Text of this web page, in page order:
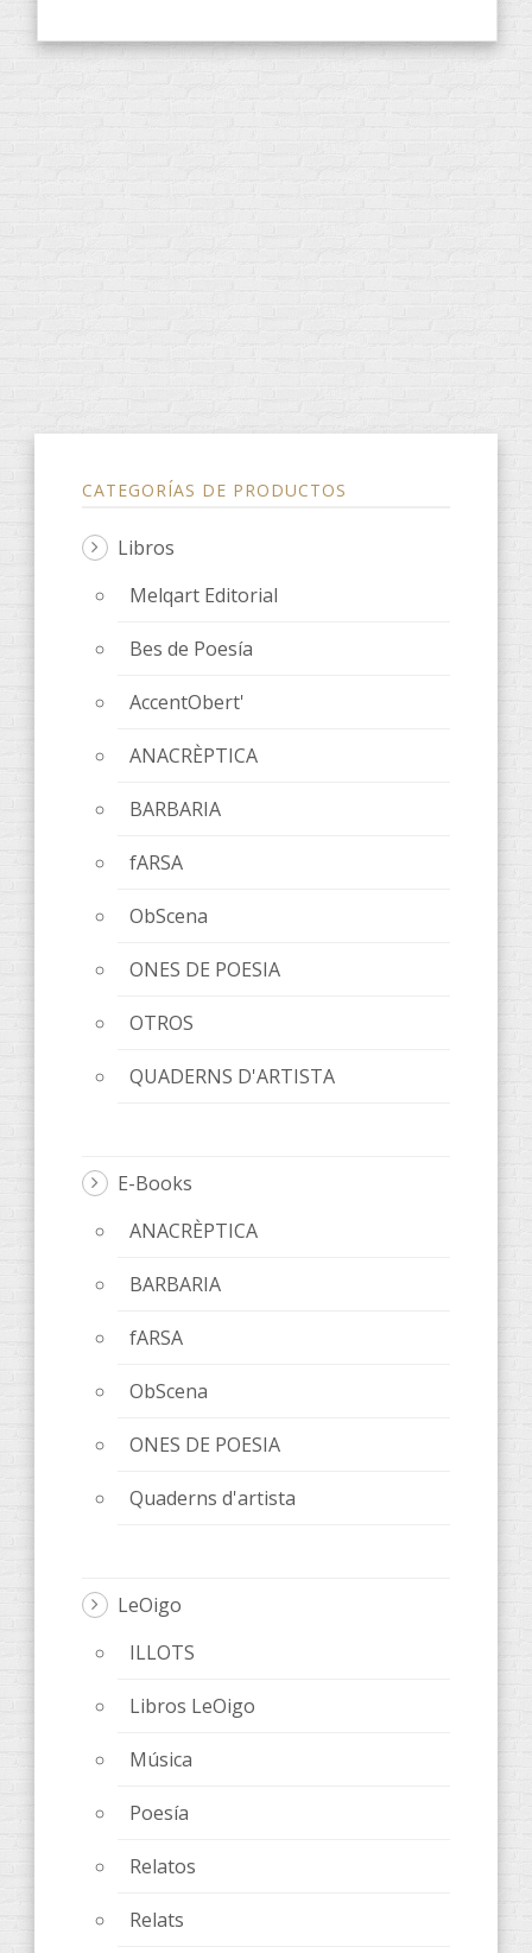
CATEGORÍAS DE PRODUCTOS
Libros
Melqart Editorial
Bes de Poesía
AccentObert'
ANACRÈPTICA
BARBARIA
fARSA
ObScena
ONES DE POESIA
OTROS
QUADERNS D'ARTISTA
E-Books
ANACRÈPTICA
BARBARIA
fARSA
ObScena
ONES DE POESIA
Quaderns d'artista
LeOigo
ILLOTS
Libros LeOigo
Música
Poesía
Relatos
Relats